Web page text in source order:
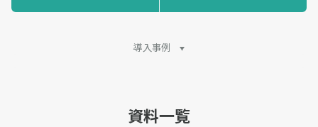
導入事例
資料一覧